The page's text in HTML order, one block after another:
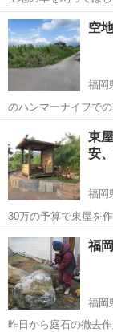
つるで覆われ斜面も
たが雨で斜面が崩れ
した、ジャングル空
福岡 筑紫野市
空
福岡
のハンマーナイフで
積、穴を掘り埋め込
東
安
福岡
30万の予算で東屋を
コウチャンサービス
くださいね
福岡 筑紫野市
福
福岡
昨日から庭石の徹去